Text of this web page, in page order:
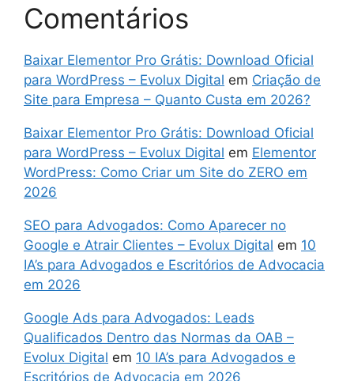
Comentários
Baixar Elementor Pro Grátis: Download Oficial
para WordPress – Evolux Digital em Criação de
Site para Empresa – Quanto Custa em 2026?
Baixar Elementor Pro Grátis: Download Oficial
para WordPress – Evolux Digital em Elementor
WordPress: Como Criar um Site do ZERO em
2026
SEO para Advogados: Como Aparecer no
Google e Atrair Clientes – Evolux Digital em 10
IA’s para Advogados e Escritórios de Advocacia
em 2026
Google Ads para Advogados: Leads
Qualificados Dentro das Normas da OAB –
Evolux Digital em 10 IA’s para Advogados e
Escritórios de Advocacia em 2026